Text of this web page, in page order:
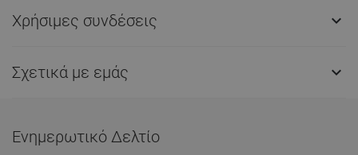
Χρήσιμες συνδέσεις 
Σχετικά με εμάς 
Ενημερωτικό Δελτίο